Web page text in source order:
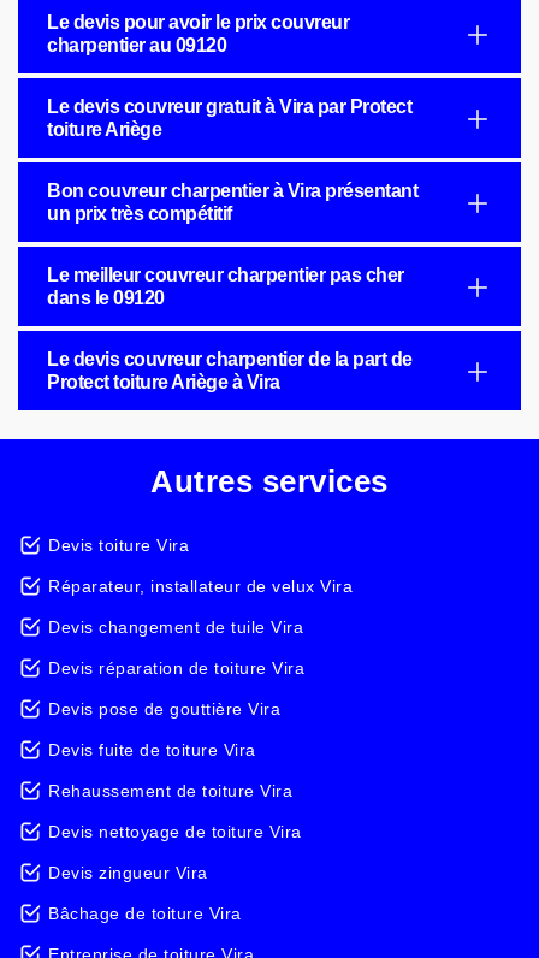
Le devis pour avoir le prix couvreur
charpentier au 09120
Le devis couvreur gratuit à Vira par Protect
toiture Ariège
Bon couvreur charpentier à Vira présentant
un prix très compétitif
Le meilleur couvreur charpentier pas cher
dans le 09120
Le devis couvreur charpentier de la part de
Protect toiture Ariège à Vira
Autres services
Devis toiture Vira
Réparateur, installateur de velux Vira
Devis changement de tuile Vira
Devis réparation de toiture Vira
Devis pose de gouttière Vira
Devis fuite de toiture Vira
Rehaussement de toiture Vira
Devis nettoyage de toiture Vira
Devis zingueur Vira
Bâchage de toiture Vira